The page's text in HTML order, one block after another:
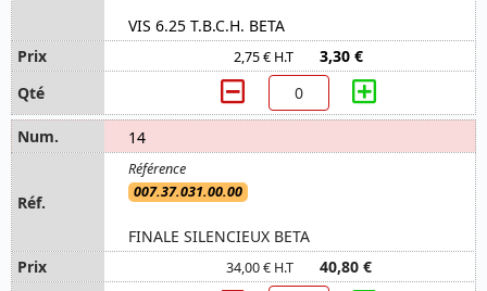
VIS 6.25 T.B.C.H. BETA
2,75 € H.T 3,30 €
14
007.37.031.00.00
FINALE SILENCIEUX BETA
34,00 € H.T 40,80 €